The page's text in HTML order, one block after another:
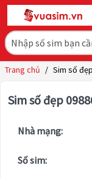
Trang chủ / Sim số
Sim số đẹp
Nhà mạng:
Số sim: